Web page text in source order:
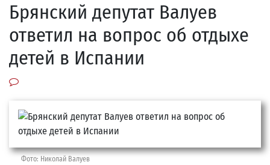
Брянский депутат Валуев
ответил на вопрос об отдыхе
детей в Испании
Фото: Николай Валуев